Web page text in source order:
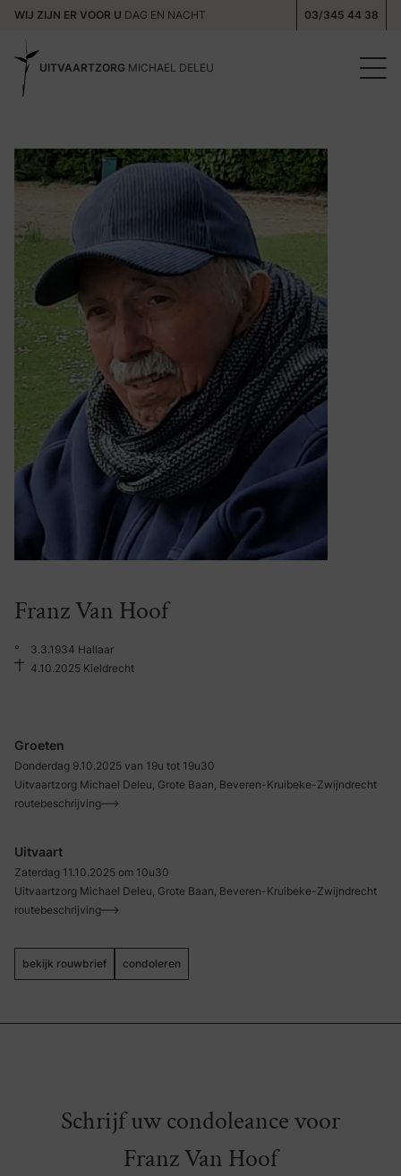
WIJ ZIJN ER VOOR U DAG EN NACHT 03/345 44 38
UITVAARTZORG MICHAEL DELEU
Franz Van Hoof
°
3.3.1934 Hallaar
4.10.2025 Kieldrecht
Groeten
Donderdag 9.10.2025 van 19u tot 19u30
Uitvaartzorg Michael Deleu, Grote Baan, Beveren-Kruibeke-Zwijndrecht
routebeschrijving
Uitvaart
Zaterdag 11.10.2025 om 10u30
Uitvaartzorg Michael Deleu, Grote Baan, Beveren-Kruibeke-Zwijndrecht
routebeschrijving
bekijk rouwbrief condoleren
Schrijf uw condoleance voor
Franz Van Hoof